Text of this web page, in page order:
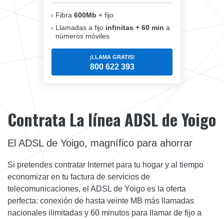
Fibra 600Mb + fijo
Llamadas a fijo infinitas + 60 min a
números móviles
¡LLAMA GRATIS!
800 622 393
Contrata La línea ADSL de Yoigo
El ADSL de Yoigo, magnífico para ahorrar
Si pretendes contratar Internet para tu hogar y al tiempo
economizar en tu factura de servicios de
telecomunicaciones, el ADSL de Yoigo es la oferta
perfecta: conexión de hasta veinte MB más llamadas
nacionales ilimitadas y 60 minutos para llamar de fijo a